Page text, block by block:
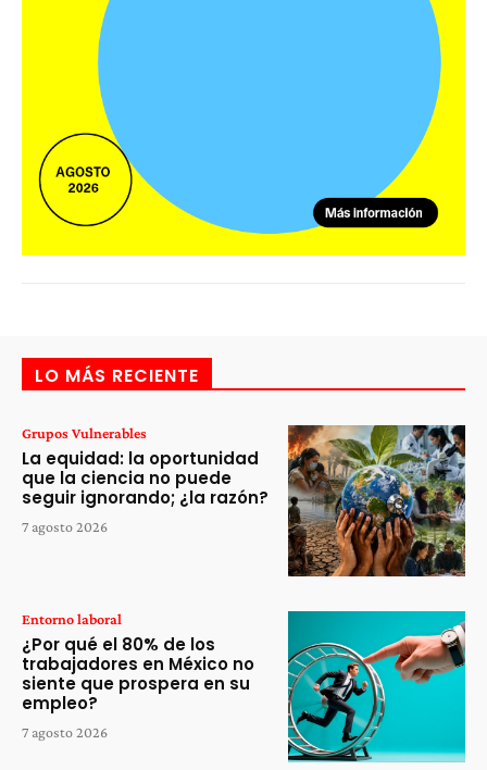
LO MÁS RECIENTE
Grupos Vulnerables
La equidad: la oportunidad
que la ciencia no puede
seguir ignorando; ¿la razón?
7 agosto 2026
Entorno laboral
¿Por qué el 80% de los
trabajadores en México no
siente que prospera en su
empleo?
7 agosto 2026